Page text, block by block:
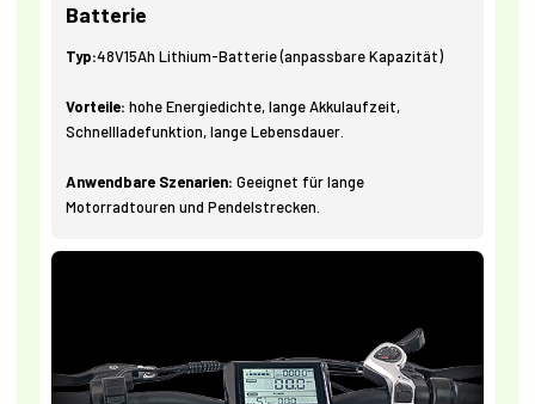
Batterie
Typ:48V15Ah Lithium-Batterie (anpassbare Kapazität)
Vorteile: hohe Energiedichte, lange Akkulaufzeit,
Schnellladefunktion, lange Lebensdauer.
Anwendbare Szenarien: Geeignet für lange
Motorradtouren und Pendelstrecken.